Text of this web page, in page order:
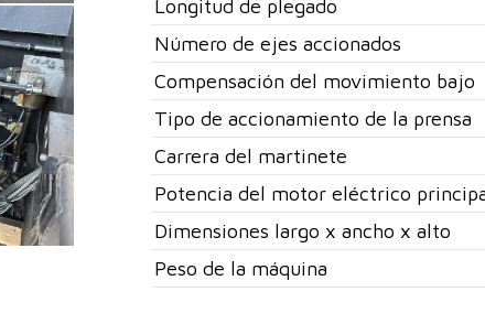
Longitud de plegado
Número de ejes accionados
Compensación del movimiento bajo
Tipo de accionamiento de la prensa
Carrera del martinete
Potencia del motor eléctrico
Dimensiones largo x ancho x alto
Peso de la máquina